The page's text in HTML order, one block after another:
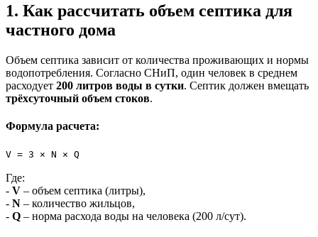
1. Как рассчитать объем септика для
частного дома
Объем септика зависит от количества проживающих и нормы
водопотребления. Согласно СНиП, один человек в среднем
расходует 200 литров воды в сутки. Септик должен вмещать
трёхсуточный объем стоков.
Формула расчета:
V = 3 × N × Q
Где:
- V – объем септика (литры),
- N – количество жильцов,
- Q – норма расхода воды на человека (200 л/сут).